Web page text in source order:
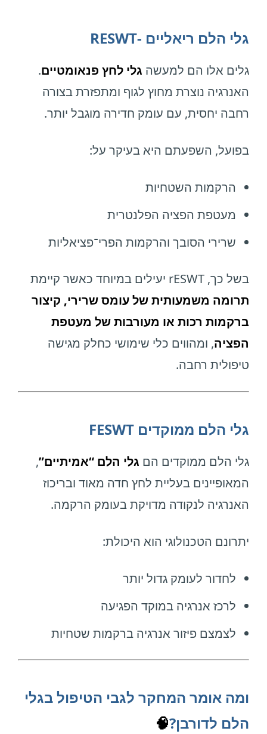
גלי הלם ריאליים -RESWT
גלים אלו הם למעשה גלי לחץ פנאומטיים.
האנרגיה נוצרת מחוץ לגוף ומתפזרת בצורה
רחבה יחסית, עם עומק חדירה מוגבל יותר.
בפועל, השפעתם היא בעיקר על:
הרקמות השטחיות
מעטפת הפציה הפלנטרית
שרירי הסובך והרקמות הפרי־פציאליות
בשל כך, rESWT יעילים במיוחד כאשר קיימת
תרומה משמעותית של עומס שרירי, קיצור
ברקמות רכות או מעורבות של מעטפת
הפציה, ומהווים כלי שימושי כחלק מגישה
טיפולית רחבה.
גלי הלם ממוקדים FESWT
גלי הלם ממוקדים הם גלי הלם “אמיתיים”,
המאופיינים בעליית לחץ חדה מאוד ובריכוז
האנרגיה לנקודה מדויקת בעומק הרקמה.
יתרונם הטכנולוגי הוא היכולת:
לחדור לעומק גדול יותר
לרכז אנרגיה במוקד הפגיעה
לצמצם פיזור אנרגיה ברקמות שטחיות
ומה אומר המחקר לגבי הטיפול בגלי
הלם לדורבן?🧠